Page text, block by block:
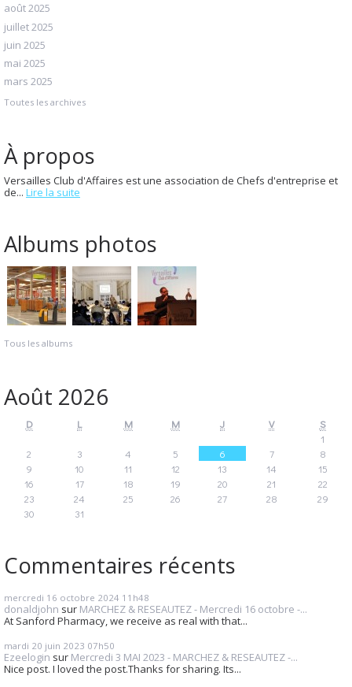
août 2025
juillet 2025
juin 2025
mai 2025
mars 2025
Toutes les archives
À propos
Versailles Club d'Affaires est une association de Chefs d'entreprise et
de... Lire la suite
Albums photos
Tous les albums
Août 2026
D L M M J V
S
1
2
3 4 5 6 7
8
9
10 11 12 13 14
15
16
17 18 19 20 21
22
23
24 25 26 27 28
29
30
31
Commentaires récents
mercredi 16 octobre 2024 11h48
donaldjohn sur MARCHEZ & RESEAUTEZ - Mercredi 16 octobre -...
At Sanford Pharmacy, we receive as real with that...
mardi 20 juin 2023 07h50
Ezeelogin sur Mercredi 3 MAI 2023 - MARCHEZ & RESEAUTEZ -...
Nice post. I loved the post.Thanks for sharing. Its...